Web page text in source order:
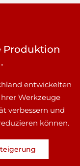
Produktion
entwickelten
Werkzeuge
verbessern und
können.